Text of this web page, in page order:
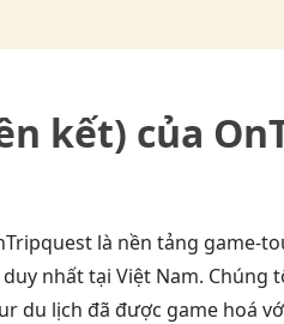
kết) của
là nền tảng game-
duy nhất tại Việt Nam. Chúng
du lịch đã được game hoá